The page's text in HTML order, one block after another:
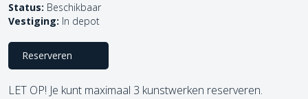
Status: Beschikbaar
Vestiging: In depot
Reserveren
LET OP! Je kunt maximaal 3 kunstwerken reserveren.